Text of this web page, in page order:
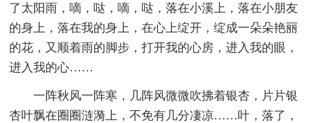
了太阳雨，嘀，哒，嘀，哒，落在小溪上，落在小朋友
的身上，落在我的身上，在心上绽开，绽成一朵朵艳丽
的花，又顺着雨的脚步，打开我的心房，进入我的眼，
进入我的心……
一阵秋风一阵寒，几阵风微微吹拂着银杏，片片银
杏叶飘在圈圈涟漪上，不免有几分凄凉……叶，落了，